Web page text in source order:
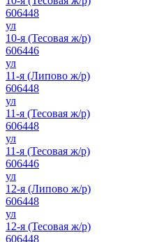
606448
ул
10-я (Тесовая ж/р)
606446
ул
11-я (Липово ж/р)
606448
ул
11-я (Тесовая ж/р)
606448
ул
11-я (Тесовая ж/р)
606446
ул
12-я (Липово ж/р)
606448
ул
12-я (Тесовая ж/р)
606448